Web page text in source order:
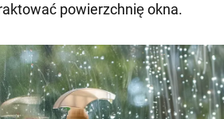
powierzchnię okna.